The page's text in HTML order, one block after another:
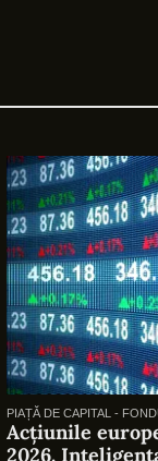
PIAȚĂ DE CAPITAL -
Acțiunile
2026.